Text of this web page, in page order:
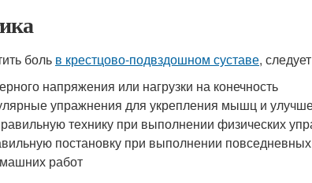
боль в крестцово-подвздошном суставе,
напряжения или нагрузки на конечность
упражнения для укрепления мышц и
технику при выполнении физических
постановку при выполнении повседневных
работ